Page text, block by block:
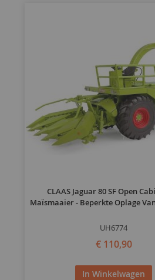
CLAAS Jaguar 80 SF Open
Maïsmaaier - Beperkte Oplage
UH6774
€ 110,90
In Winkelwagen